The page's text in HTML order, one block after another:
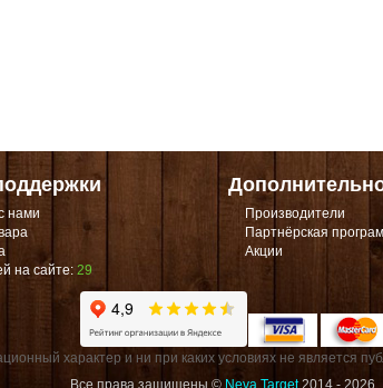
нами
на сайте: 29
Производители
Партнёрская
Акции
характер и ни при каких условиях не является
Все права защищены © Neva Target2014 - 2026